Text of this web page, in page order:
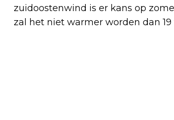
zuidoostenwind is er kans op
zal het niet warmer worden dan